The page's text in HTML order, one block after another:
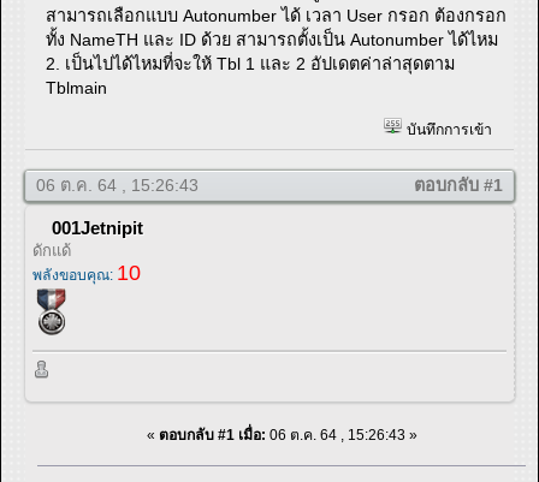
สามารถเลือกแบบ Autonumber ได้ เวลา User กรอก ต้องกรอก
ทั้ง NameTH และ ID ด้วย สามารถตั้งเป็น Autonumber ได้ไหม
2. เป็นไปได้ไหมที่จะให้ Tbl 1 และ 2 อัปเดตค่าล่าสุดตาม
Tblmain
บันทึกการเข้า
06 ต.ค. 64 , 15:26:43 ตอบกลับ #1
001Jetnipit
ดักแด้
พลังขอบคุณ: 10
« ตอบกลับ #1 เมื่อ: 06 ต.ค. 64 , 15:26:43 »